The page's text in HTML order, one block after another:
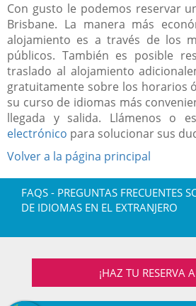
Con gusto le podemos reservar
Brisbane. La manera más
alojamiento es a través de los
públicos. También es posible
traslado al alojamiento
gratuitamente sobre los horarios
su curso de idiomas más
llegada y salida. Llámenos o
electrónico para solucionar sus
Volver a la página principal
FAQS - PREGUNTAS FRECUENTES
DE IDIOMAS EN EL EXTRANJERO
¡HAZ TU RESERVA